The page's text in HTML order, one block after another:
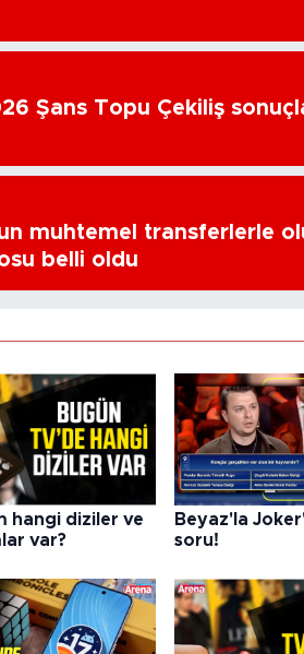
Şans Topu Çekiliş
muhtemel transferlerle
belli oldu
hangi diziler ve
var?
Beyaz'la
soru!